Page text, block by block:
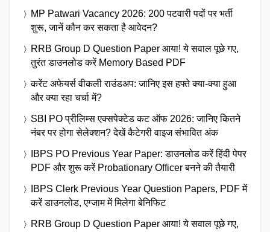
MP Patwari Vacancy 2026: 200 पटवारी पदों पर भर्ती
शुरू, जानें कौन कर सकता है आवेदन?
RRB Group D Question Paper आया! ये सवाल पूछे गए,
तुरंत डाउनलोड करें Memory Based PDF
करेंट अफेयर्स वीकली राउंडअप: जानिए इस हफ्ते क्या-क्या हुआ
और क्या रहा चर्चा में?
SBI PO प्रीलिम्स एक्सपेक्टेड कट ऑफ 2026: जानिए कितने
नंबर पर होगा सेलेक्शन? देखें कैटेगरी वाइज संभावित अंक
IBPS PO Previous Year Paper: डाउनलोड करें हिंदी पेपर
PDF और शुरू करें Probationary Officer बनने की तैयारी
IBPS Clerk Previous Year Question Papers, PDF में
करें डाउनलोड, एग्जाम में मिलेगा बेनिफिट
RRB Group D Question Paper आया! ये सवाल पूछे गए,